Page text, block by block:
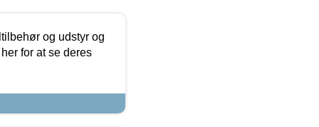
og udstyr og
for at se deres